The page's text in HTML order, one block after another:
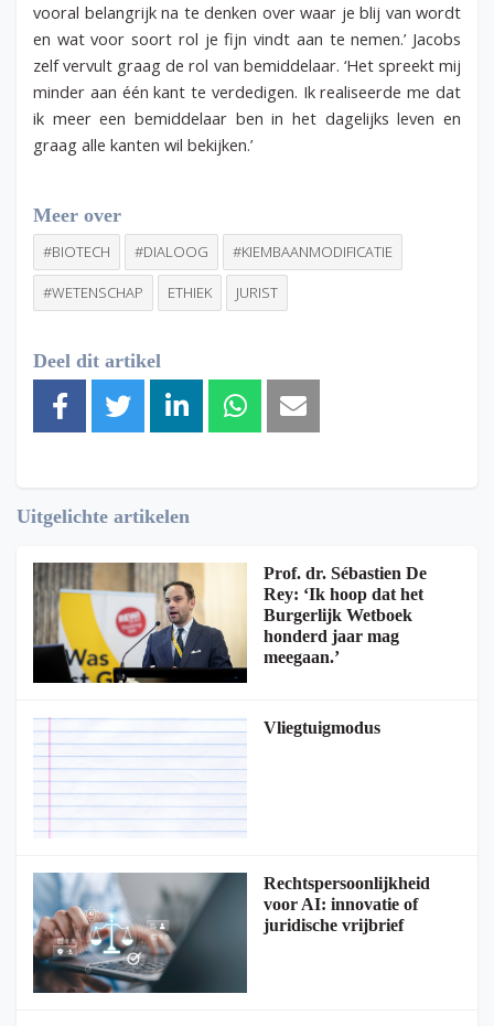
vooral belangrijk na te denken over waar je blij van wordt
en wat voor soort rol je fijn vindt aan te nemen.’ Jacobs
zelf vervult graag de rol van bemiddelaar. ‘Het spreekt mij
minder aan één kant te verdedigen. Ik realiseerde me dat
ik meer een bemiddelaar ben in het dagelijks leven en
graag alle kanten wil bekijken.’
Meer over
#BIOTECH #DIALOOG #KIEMBAANMODIFICATIE
#WETENSCHAP ETHIEK JURIST
Deel dit artikel
Uitgelichte artikelen
Prof. dr. Sébastien De
Rey: ‘Ik hoop dat het
Burgerlijk Wetboek
honderd jaar mag
meegaan.’
Vliegtuigmodus
Rechtspersoonlijkheid
voor AI: innovatie of
juridische vrijbrief